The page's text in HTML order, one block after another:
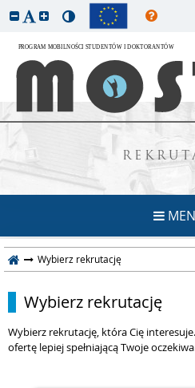
Wybierz rekrutację
Wybierz rekrutację
Wybierz rekrutację, która Cię
ofertę lepiej spełniającą Twoje